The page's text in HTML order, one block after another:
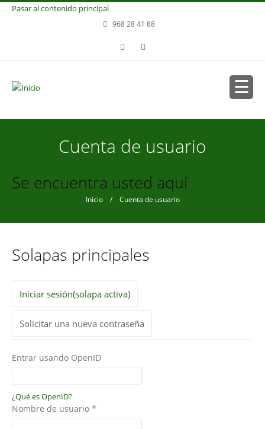
Pasar al contenido principal
968 28 41 88
Cuenta de usuario
Se encuentra usted aquí
Inicio/ Cuenta de usuario
Solapas principales
Iniciar sesión(solapa activa)
Solicitar una nueva contraseña
Entrar usando OpenID
¿Qué es OpenID?
Nombre de usuario *